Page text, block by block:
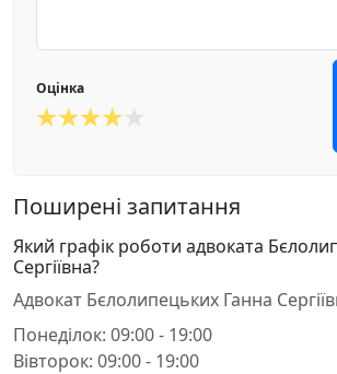
Оцінка
Поширені запитання
Який графік роботи адвоката
Сергіївна?
Адвокат Бєлолипецьких Ганна
Понеділок: 09:00 - 19:00
Вівторок: 09:00 - 19:00